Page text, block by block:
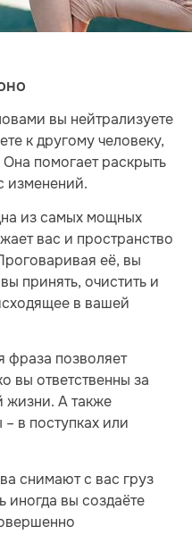
вы нейтрализуете
к другому человеку,
помогает раскрыть
изменений.
из самых мощных
вас и пространство
её, вы
принять, очистить и
в вашей
фраза позволяет
вы ответственны за
жизни. А также
в поступках или
снимают с вас груз
иногда вы создаёте